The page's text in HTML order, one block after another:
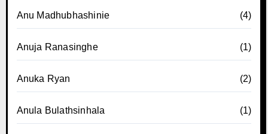
Anu Madhubhashinie (4)
Anuja Ranasinghe (1)
Anuka Ryan (2)
Anula Bulathsinhala (1)